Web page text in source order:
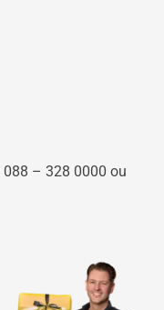
088 – 328 0000 ou